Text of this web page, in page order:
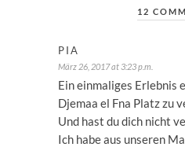
12
PIA
März 26, 2017 at 3:23 p.m.
Ein einmaliges Erlebnis
Djemaa el Fna Platz zu
Und hast du dich nicht
Ich habe aus unseren